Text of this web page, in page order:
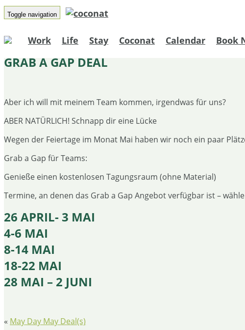
Toggle navigation
Work Life Stay Coconat Calendar Book
GRAB A GAP DEAL
Aber ich will mit meinem Team kommen, irgendwas für uns?
ABER NATÜRLICH! Schnapp dir eine Lücke
Wegen der Feiertage im Monat Mai haben wir noch ein paar
Grab a Gap für Teams:
Genieße einen kostenlosen Tagungsraum (ohne Material)
Termine, an denen das Grab a Gap Angebot verfügbar ist –
26 APRIL- 3 MAI
4-6 MAI
8-14 MAI
18-22 MAI
28 MAI – 2 JUNI
« May Day May Deal(s)